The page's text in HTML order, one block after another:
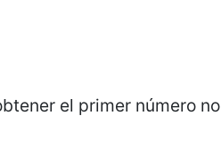
el primer número no